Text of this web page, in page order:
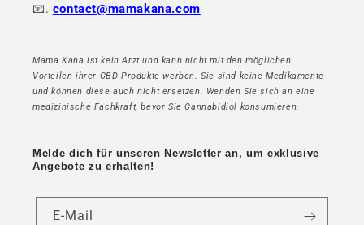
📧. contact@mamakana.com
Mama Kana ist kein Arzt und kann nicht mit den möglichen
Vorteilen ihrer CBD-Produkte werben. Sie sind keine Medikamente
und können diese auch nicht ersetzen. Wenden Sie sich an eine
medizinische Fachkraft, bevor Sie Cannabidiol konsumieren.
Melde dich für unseren Newsletter an, um exklusive
Angebote zu erhalten!
E-Mail